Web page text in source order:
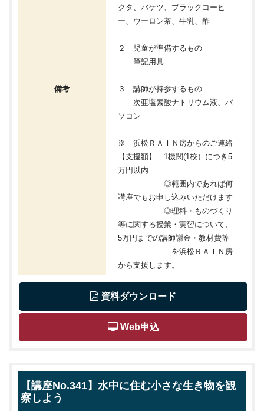
備考
クタ、バケツ、ブラックコーヒ
ー、ウーロン茶、牛乳、酢
２ 児童が準備するもの
筆記用具
３ 講師が持参するもの
次亜塩素酸ナトリウム液、パ
ソコン
※ 浜松ＲＡＩＮ房からのご連絡
【支援額】 1機関(1校）につき5
万円以内
◎範囲内であれば何
講座でもお申し込みいただけます
◎理科・ものづくり
等に関する授業・実習について、
5万円までの講師謝金・教材費等
を浜松ＲＡＩＮ房
から支援します。
資料ダウンロード
Web申込
【講座No.341】水中に住む小さな生き物を観
察しよう